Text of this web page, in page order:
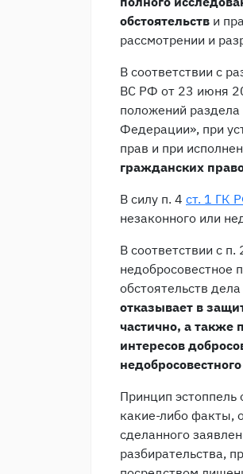
обстоятельств и
рассмотрении и
В соответствии с
ВС РФ от 23 июня
положений раздела
Федерации», при
прав и при
гражданских
В силу п. 4 ст. 1 ГК
незаконного или
В соответствии с п.
недобросовестное
обстоятельств
отказывает в
частично, а
интересов
Принцип эстоппель
какие-либо факты,
сделанного
разбирательства,